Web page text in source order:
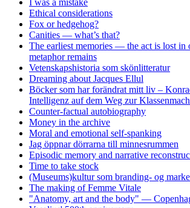
I was a mistake
Ethical considerations
Fox or hedgehog?
Canities — what’s that?
The earliest memories — the act is lost in
metaphor remains
Vetenskapshistoria som skönlitteratur
Dreaming about Jacques Ellul
Böcker som har forändrat mitt liv –
Intelligenz auf dem Weg zur
Counter-factual autobiography
Money in the archive
Moral and emotional self-spanking
Jag öppnar dörrarna till minnesrummen
Episodic memory and narrative
Time to take stock
(Museums)kultur som branding- og
The making of Femme Vitale
"Anatomy, art and the body" —